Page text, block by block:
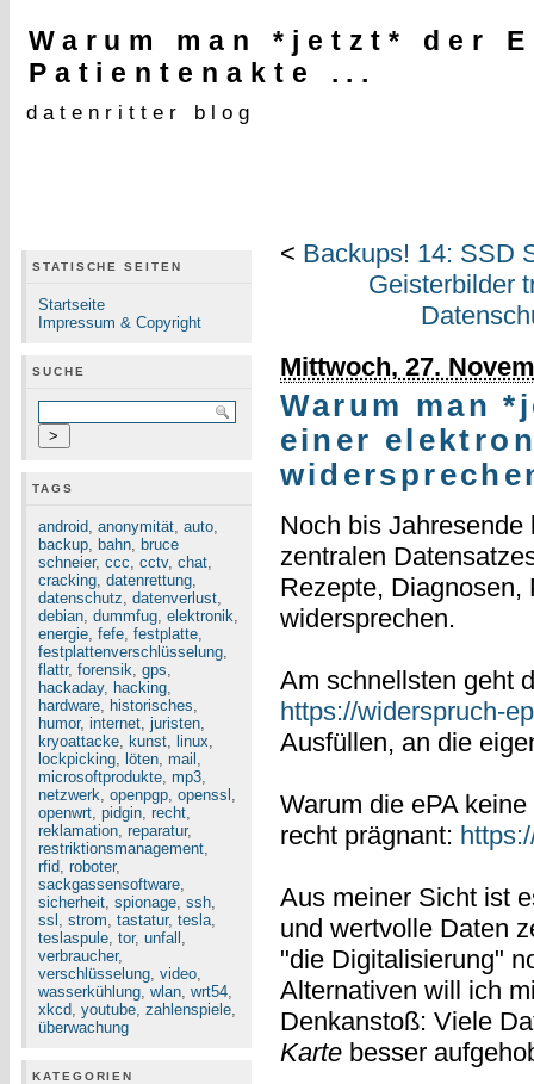
Warum man *jetzt* der
Patientenakte ...
datenritter blog
STATISCHE SEITEN
Startseite
Impressum & Copyright
SUCHE
TAGS
android, anonymität, auto,
backup, bahn, bruce
schneier, ccc, cctv, chat,
cracking, datenrettung,
datenschutz, datenverlust,
debian, dummfug, elektronik,
energie, fefe, festplatte,
festplattenverschlüsselung,
flattr, forensik, gps,
hackaday, hacking,
hardware, historisches,
humor, internet, juristen,
kryoattacke, kunst, linux,
lockpicking, löten, mail ,
microsoftprodukte, mp3,
netzwerk, openpgp, openssl ,
openwrt, pidgin, recht,
reklamation, reparatur,
restriktionsmanagement,
rfid, roboter,
sackgassensoftware,
sicherheit, spionage, ssh,
ssl , strom, tastatur, tesla,
teslaspule, tor, unfall ,
verbraucher,
verschlüsselung, video,
wasserkühlung, wlan, wrt54,
xkcd, youtube, zahlenspiele,
überwachung
KATEGORIEN
< Backups! 14: SSD
Geisterbilder
Mittwoch, 27.
Warum man
einer
Noch bis
zentralen
Rezepte,
widersprechen.
Am schnellsten geht
https://widerspruch-
Ausfüllen, an die
Warum die ePA
recht prägnant:
Aus meiner Sicht ist
und wertvolle Daten
"die Digitalisierung"
Alternativen will ich
Denkanstoß: Viele
Kartebesser